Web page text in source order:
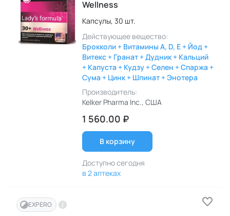
Wellness
Капсулы, 30 шт.
Действующее вещество:
Брокколи + Витамины A, D, E + Йод +
Витекс + Гранат + Дудник + Кальций
+ Капуста + Кудзу + Селен + Спаржа +
Сума + Цинк + Шпинат + Энотера
Производитель:
Kelker Pharma Inc., США
1 560.00 ₽
В корзину
Доступно сегодня
в 2 аптеках
EXPERO